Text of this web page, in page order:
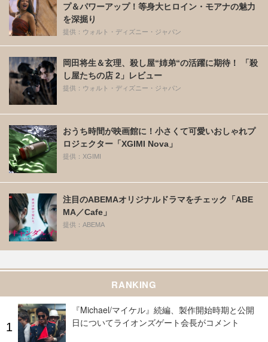
プ＆パワーアップ！等身大ヒロイン・モアナの魅力
を深掘り
提供：ウォルト・ディズニー・ジャパン
岡田将生＆玄理、殺し屋“姉弟“の活躍に期待！ 「殺
し屋たちの店 2」レビュー
提供：ウォルト・ディズニー・ジャパン
おうち時間が映画館に！小さくて可愛いおしゃれプ
ロジェクター「XGIMI Nova」
提供：XGIMI
注目のABEMAオリジナルドラマをチェック「ABE
MA／Cafe」
提供：ABEMA
RANKING
『Michael/マイケル』続編、製作開始時期と公開
日についてライオンズゲート会長がコメント